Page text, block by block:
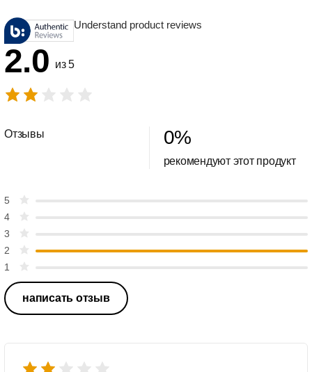
Understand product reviews
2.0 из 5
Отзывы 0%
рекомендуют этот продукт
5
4
3
2
1
написать отзыв